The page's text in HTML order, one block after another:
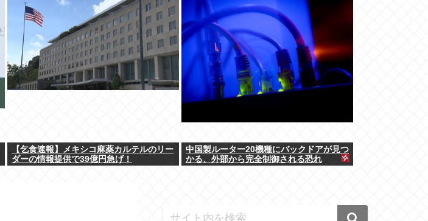
【乞食速報】メキシコ麻薬カルテルのリー
ダーの情報提供で39億円急げ！
中国製ルーター20機種にバックドアが見つ
かる、外部から完全制御される恐れ